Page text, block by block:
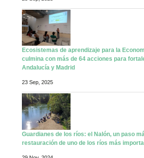
Ecosistemas de aprendizaje para la
culmina con más de 64 acciones para
Andalucía y Madrid
23 Sep, 2025
Guardianes de los ríos: el Nalón, un paso
restauración de uno de los ríos más